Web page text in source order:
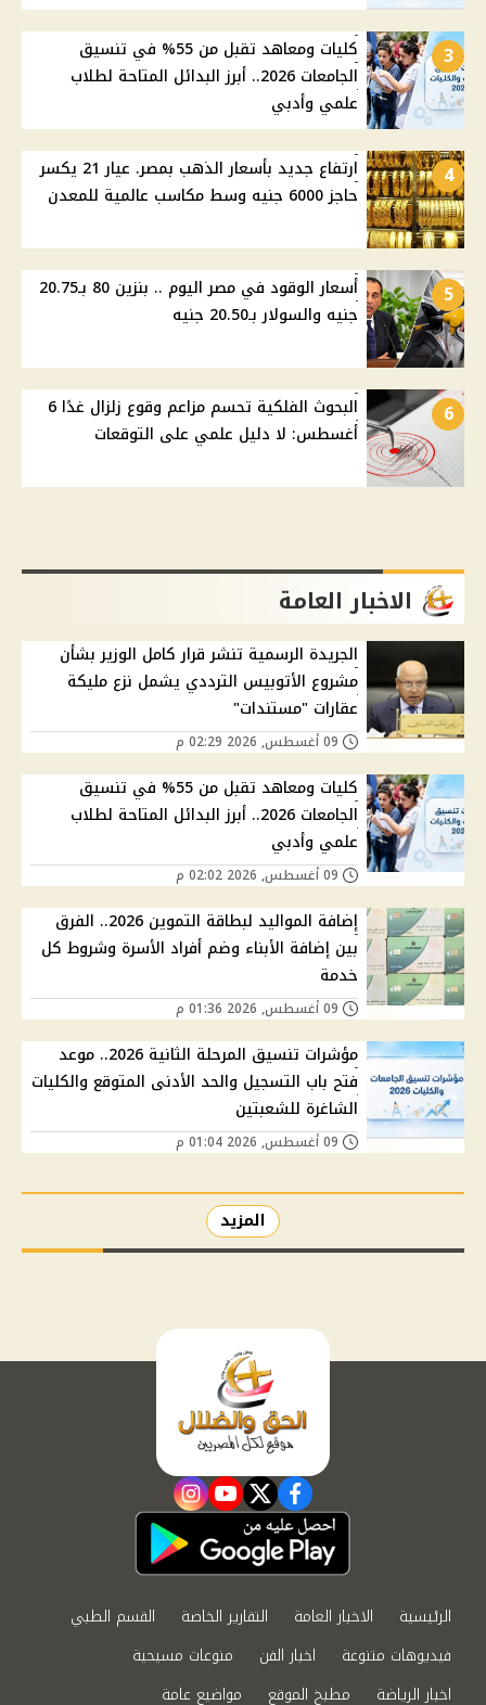
3
كليات ومعاهد تقبل من 55% في تنسيق
الجامعات 2026.. أبرز البدائل المتاحة لطلاب
علمي وأدبي
4
ارتفاع جديد بأسعار الذهب بمصر. عيار 21 يكسر
حاجز 6000 جنيه وسط مكاسب عالمية للمعدن
5
أسعار الوقود في مصر اليوم .. بنزين 80 بـ20.75
جنيه والسولار بـ20.50 جنيه
6
البحوث الفلكية تحسم مزاعم وقوع زلزال غدًا 6
أغسطس: لا دليل علمي على التوقعات
الاخبار العامة
الجريدة الرسمية تنشر قرار كامل الوزير بشأن
مشروع الأتوبيس الترددي يشمل نزع مليكة
عقارات "مستندات"
كليات ومعاهد تقبل من 55% في تنسيق
الجامعات 2026.. أبرز البدائل المتاحة لطلاب
علمي وأدبي
إضافة المواليد لبطاقة التموين 2026.. الفرق
بين إضافة الأبناء وضم أفراد الأسرة وشروط كل
خدمة
مؤشرات تنسيق المرحلة الثانية 2026.. موعد
فتح باب التسجيل والحد الأدنى المتوقع والكليات
الشاغرة للشعبتين
المزيد
facebook
twitter
youtube
instagram
الرئيسية الاخبار العامة التقارير الخاصة
القسم الطبي
فيديوهات متنوعة
اخبار الفن
منوعات مسيحية
اخبار الرياضة
مطبخ الموقع مواضيع عامة